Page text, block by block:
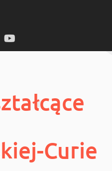
Curie